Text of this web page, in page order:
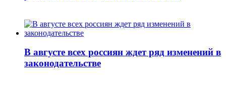
В августе всех россиян ждет ряд изменений в
законодательстве